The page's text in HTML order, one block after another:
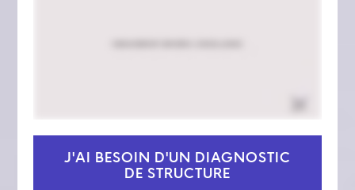
J'AI BESOIN D'UN DIAGNOSTIC
DE STRUCTURE